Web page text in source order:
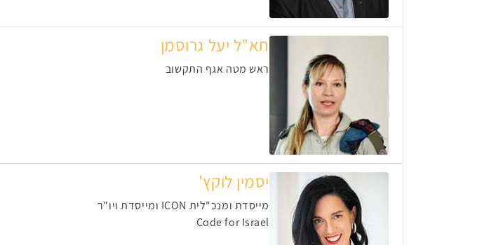
תא"ל יעל גרוסמן
ראש מטה אגף התקשוב
יסמין לוקץ'
מייסדת ומנכ"לית ICON ומייסדת ויו"ר
Code for Israel